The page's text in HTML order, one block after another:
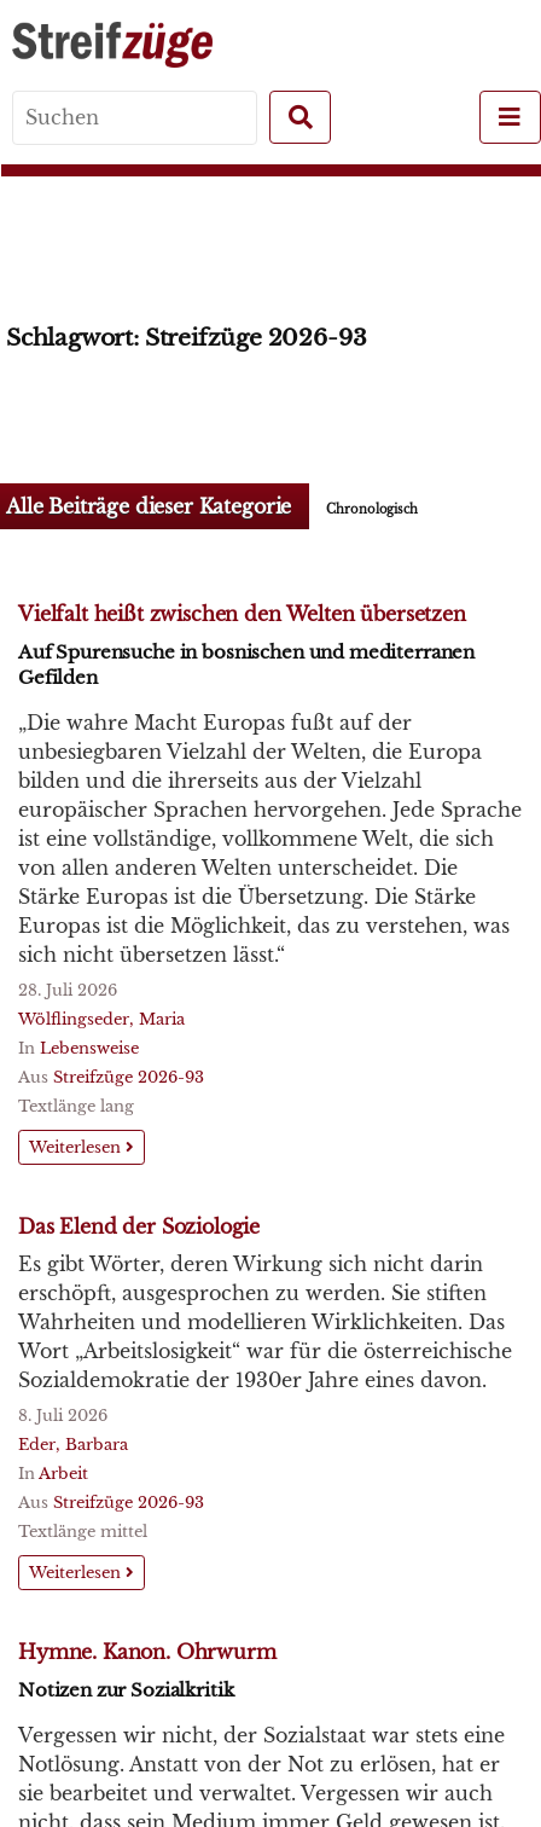
for:
Schlagwort: Streifzüge 2026-93
Alle Beiträge dieser Kategorie Chronologisch
Vielfalt heißt zwischen den Welten übersetzen
Auf Spurensuche in bosnischen und mediterranen
Gefilden
„Die wahre Macht Europas fußt auf der
unbesiegbaren Vielzahl der Welten, die Europa
bilden und die ihrerseits aus der Vielzahl
europäischer Sprachen hervorgehen. Jede Sprache
ist eine vollständige, vollkommene Welt, die sich
von allen anderen Welten unterscheidet. Die
Stärke Europas ist die Übersetzung. Die Stärke
Europas ist die Möglichkeit, das zu verstehen, was
sich nicht übersetzen lässt.“
28. Juli 2026
Wölflingseder, Maria
In Lebensweise
Aus Streifzüge 2026-93
Textlänge lang
Weiterlesen
Das Elend der Soziologie
Es gibt Wörter, deren Wirkung sich nicht darin
erschöpft, ausgesprochen zu werden. Sie stiften
Wahrheiten und modellieren Wirklichkeiten. Das
Wort „Arbeitslosigkeit“ war für die österreichische
Sozialdemokratie der 1930er Jahre eines davon.
8. Juli 2026
Eder, Barbara
In Arbeit
Aus Streifzüge 2026-93
Textlänge mittel
Weiterlesen
Hymne. Kanon. Ohrwurm
Notizen zur Sozialkritik
Vergessen wir nicht, der Sozialstaat war stets eine
Notlösung. Anstatt von der Not zu erlösen, hat er
sie bearbeitet und verwaltet. Vergessen wir auch
nicht, dass sein Medium immer Geld gewesen ist.